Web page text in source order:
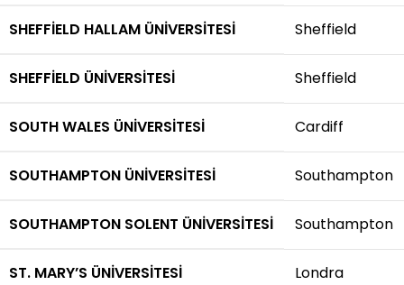
SHEFFIELD HALLAM ÜNIVERSITESI Sheffield
SHEFFIELD ÜNIVERSITESI Sheffield
SOUTH WALES ÜNIVERSITESI Cardiff
SOUTHAMPTON ÜNIVERSITESI Southampton
SOUTHAMPTON SOLENT ÜNIVERSITESI Southampton
ST. MARY’S ÜNIVERSITESI Londra